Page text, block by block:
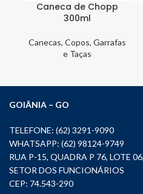
Caneca de Chopp
300ml
Canecas, Copos, Garrafas
e Taças
GOIÂNIA – GO
TELEFONE: (62) 3291-9090
WHATSAPP: (62) 98124-9749
RUA P-15, QUADRA P 76, LOTE
SETOR DOS FUNCIONÁRIOS
CEP: 74.543-290